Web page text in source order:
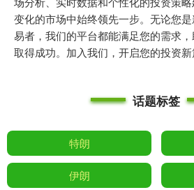
变化的市场中始终领先一步。无论您
易者，我们的平台都能满足您的需求
取得成功。加入我们，开启您的投资新
话题标签
特朗
伊朗